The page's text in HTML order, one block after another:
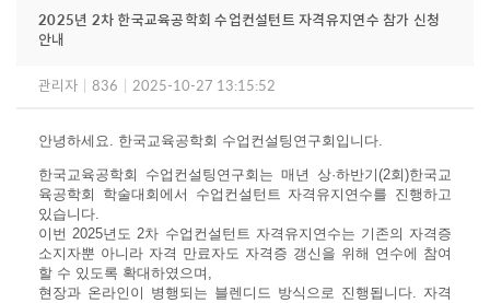
2025년 2차 한국교육공학회 수업컨설턴트 자격유지연수 참가 신청
안내
관리자 836 2025-10-27 13:15:52
안녕하세요. 한국교육공학회 수업컨설팅연구회입니다.
한국교육공학회 수업컨설팅연구회는 매년 상·하반기(2회)한국교
육공학회 학술대회에서 수업컨설턴트 자격유지연수를 진행하고
있습니다.
이번 2025년도 2차 수업컨설턴트 자격유지연수는 기존의 자격증
소지자뿐 아니라 자격 만료자도 자격증 갱신을 위해 연수에 참여
할 수 있도록 확대하였으며,
현장과 온라인이 병행되는 블렌디드 방식으로 진행됩니다. 자격